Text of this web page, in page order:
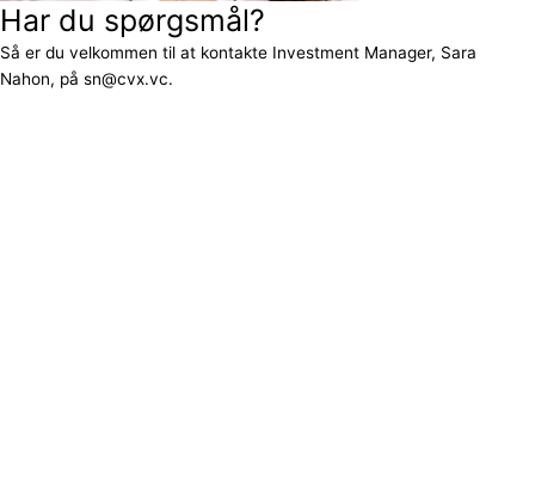
Har du spørgsmål?
Så er du velkommen til at kontakte Investment Manager, Sara
Nahon, på sn@cvx.vc.